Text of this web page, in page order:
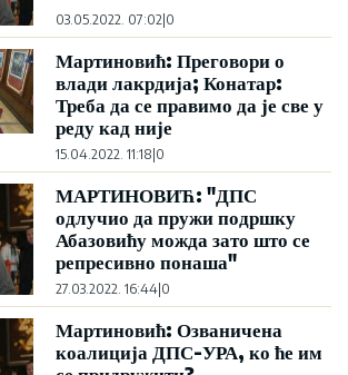
03.05.2022. 07:02 0
Мартиновић: Преговори о
влади лакрдија; Конатар:
Треба да се правимо да је све у
реду кад није
15.04.2022. 11:18 0
МАРТИНОВИЋ: "ДПС
одлучио да пружи подршку
Абазовићу можда зато што се
репресивно понаша"
27.03.2022. 16:44 0
Мартиновић: Озваничена
коалиција ДПС-УРА, ко ће им